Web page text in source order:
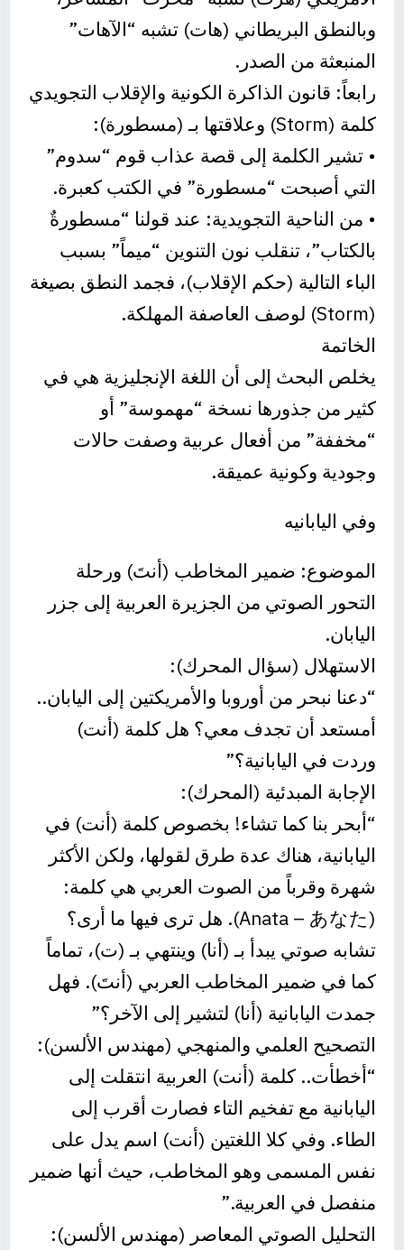
وبالنطق البريطاني (هات) تشبه “الآهات”
المنبعثة من الصدر.
رابعاً: قانون الذاكرة الكونية والإقلاب التجويدي
كلمة (Storm) وعلاقتها بـ (مسطورة):
• تشير الكلمة إلى قصة عذاب قوم “سدوم”
التي أصبحت “مسطورة” في الكتب كعبرة.
• من الناحية التجويدية: عند قولنا “مسطورةٌ
بالكتاب”، تنقلب نون التنوين “ميماً” بسبب
الباء التالية (حكم الإقلاب)، فجمد النطق بصيغة
(Storm) لوصف العاصفة المهلكة.
الخاتمة
يخلص البحث إلى أن اللغة الإنجليزية هي في
كثير من جذورها نسخة “مهموسة” أو
“مخففة” من أفعال عربية وصفت حالات
وجودية وكونية عميقة.
وفي اليابانيه
الموضوع: ضمير المخاطب (أنتَ) ورحلة
التحور الصوتي من الجزيرة العربية إلى جزر
اليابان.
الاستهلال (سؤال المحرك):
“دعنا نبحر من أوروبا والأمريكتين إلى اليابان..
أمستعد أن تجدف معي؟ هل كلمة (أنت)
وردت في اليابانية؟”
الإجابة المبدئية (المحرك):
“أبحر بنا كما تشاء! بخصوص كلمة (أنت) في
اليابانية، هناك عدة طرق لقولها، ولكن الأكثر
شهرة وقرباً من الصوت العربي هي كلمة:
(Anata – あなた). هل ترى فيها ما أرى؟
تشابه صوتي يبدأ بـ (أنا) وينتهي بـ (ت)، تماماً
كما في ضمير المخاطب العربي (أنتَ). فهل
جمدت اليابانية (أنا) لتشير إلى الآخر؟”
التصحيح العلمي والمنهجي (مهندس الألسن):
“أخطأت.. كلمة (أنت) العربية انتقلت إلى
اليابانية مع تفخيم التاء فصارت أقرب إلى
الطاء. وفي كلا اللغتين (أنت) اسم يدل على
نفس المسمى وهو المخاطب، حيث أنها ضمير
منفصل في العربية.”
التحليل الصوتي المعاصر (مهندس الألسن):